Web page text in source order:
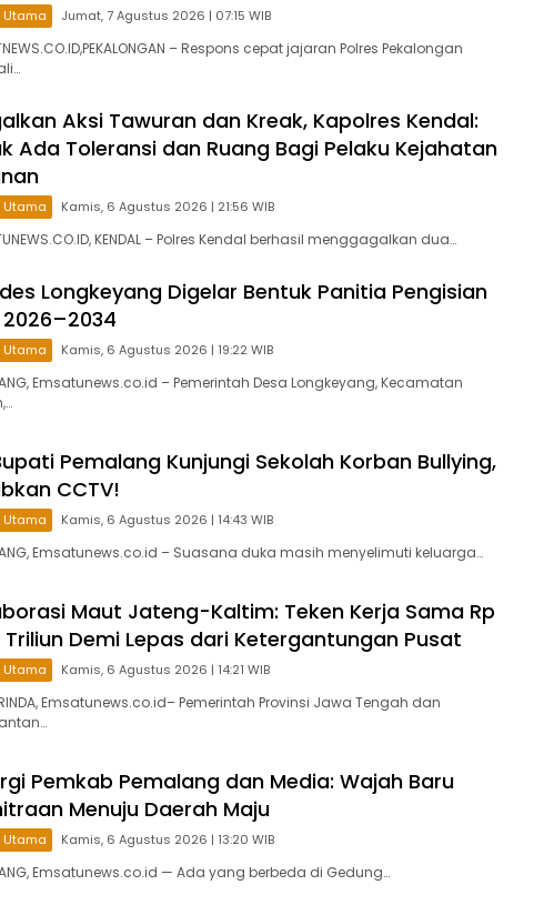
Utama Jumat, 7 Agustus 2026 | 07:15 WIB
– Respons cepat jajaran Polres Pekalongan
Aksi Tawuran dan Kreak, Kapolres Kendal:
Ada Toleransi dan Ruang Bagi Pelaku Kejahatan
Utama Kamis, 6 Agustus 2026 | 21:56 WIB
KENDAL – Polres Kendal berhasil menggagalkan dua…
Longkeyang Digelar Bentuk Panitia Pengisian
2026–2034
Utama Kamis, 6 Agustus 2026 | 19:22 WIB
Emsatunews.co.id – Pemerintah Desa Longkeyang, Kecamatan
Pemalang Kunjungi Sekolah Korban Bullying,
CCTV!
Utama Kamis, 6 Agustus 2026 | 14:43 WIB
Emsatunews.co.id – Suasana duka masih menyelimuti keluarga…
Maut Jateng-Kaltim: Teken Kerja Sama Rp
Triliun Demi Lepas dari Ketergantungan Pusat
Utama Kamis, 6 Agustus 2026 | 14:21 WIB
Emsatunews.co.id– Pemerintah Provinsi Jawa Tengah dan
Pemkab Pemalang dan Media: Wajah Baru
Menuju Daerah Maju
Utama Kamis, 6 Agustus 2026 | 13:20 WIB
Emsatunews.co.id — Ada yang berbeda di Gedung…